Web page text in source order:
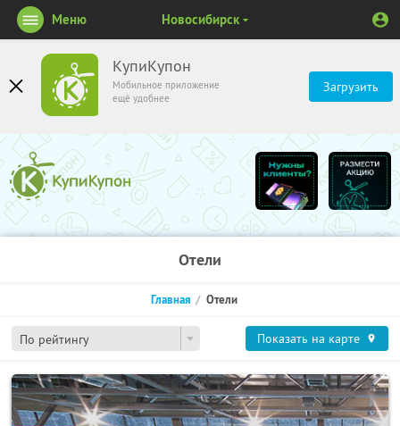
КупиКупон
Мобильное приложение
ещё удобнее
Загрузить
Меню Новосибирск
Отели
По рейтингу
Главная Отели
Показать на карте